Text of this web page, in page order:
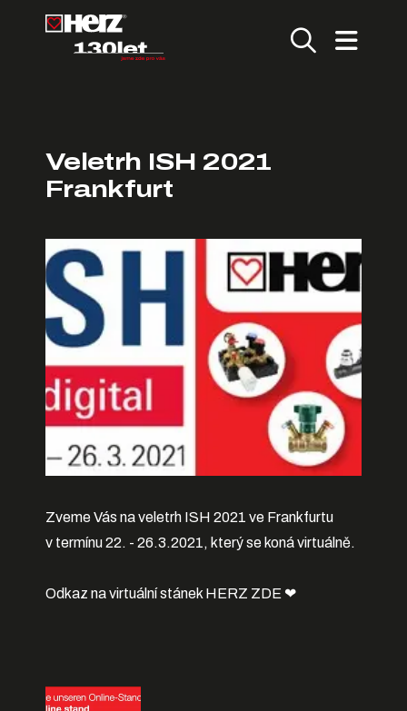
Veletrh ISH 2021
Frankfurt
Zveme Vás na veletrh ISH 2021 ve Frankfurtu
v termínu 22. - 26.3.2021, který se koná virtuálně.
Odkaz na virtuální stánek HERZ ZDE ❤